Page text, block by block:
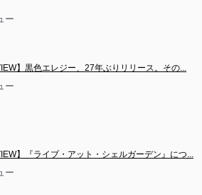
ー
】黒色エレジー、27年ぶりリリース。その...
ー
】『ライブ・アット・シェルガーデン』につ...
ー